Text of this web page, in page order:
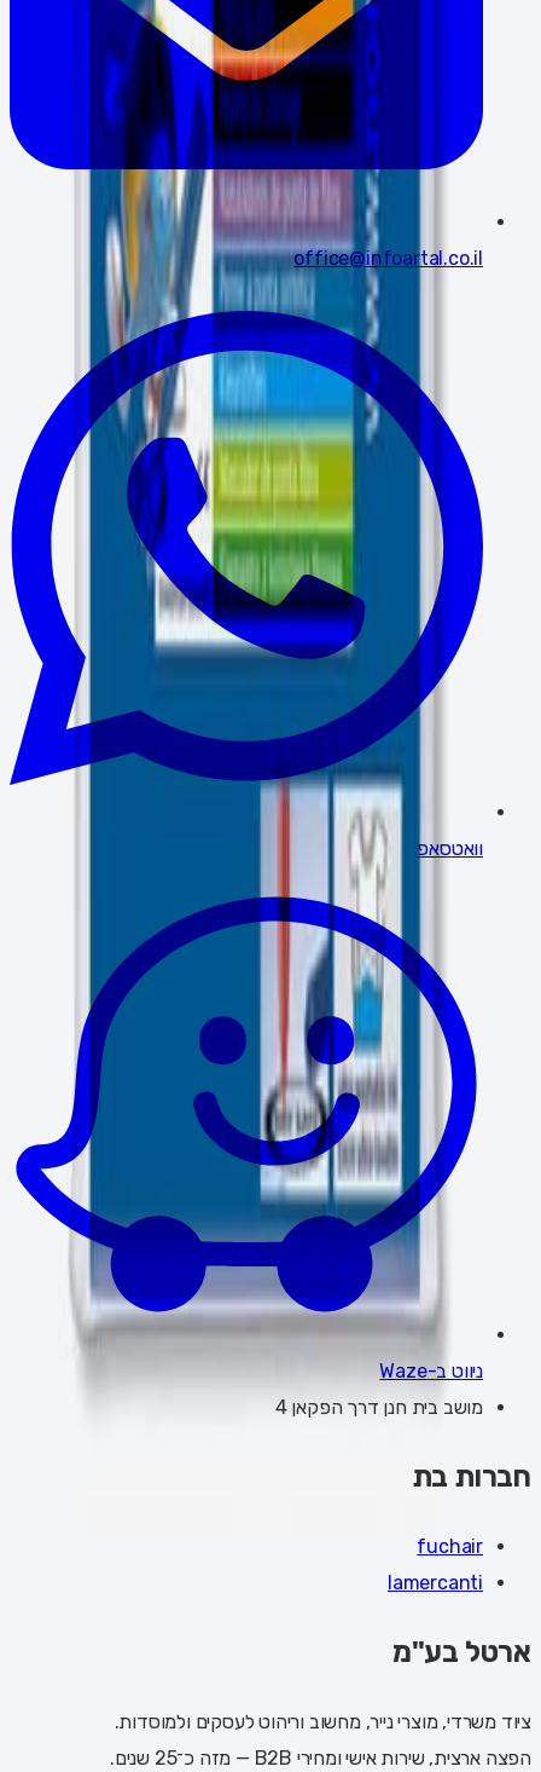
office@infoartal.co.il
וואטסאפ
ניווט ב-Waze
מושב בית חנן דרך הפקאן 4
חברות בת
fuchair
lamercanti
ארטל בע"מ
ציוד משרדי, מוצרי נייר, מחשוב וריהוט לעסקים ולמוסדות.
הפצה ארצית, שירות אישי ומחירי B2B — מזה כ־25 שנים.